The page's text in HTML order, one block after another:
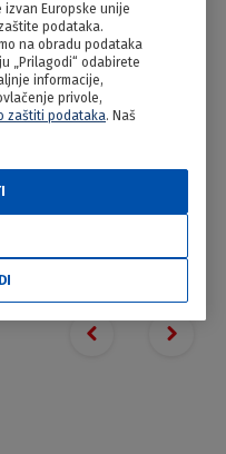
Previous slide
Next
Europske unije
podataka.
na obradu podataka
„Prilagodi“ odabirete
informacije,
privole,
zaštiti podataka. Naš